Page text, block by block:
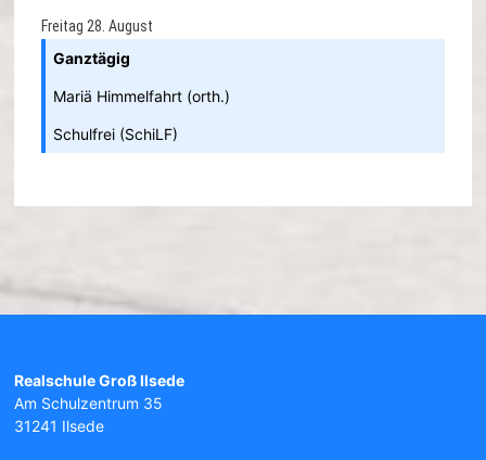
Freitag 28. August
Ganztägig
Mariä Himmelfahrt (orth.)
Schulfrei (SchiLF)
Realschule Groß Ilsede
Am Schulzentrum 35
31241 Ilsede